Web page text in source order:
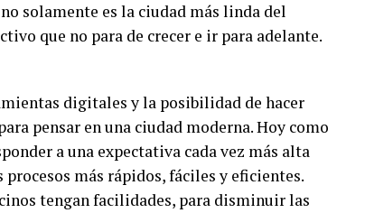
solamente es la ciudad más linda del
que no para de crecer e ir para adelante.
digitales y la posibilidad de hacer
pensar en una ciudad moderna. Hoy como
a una expectativa cada vez más alta
más rápidos, fáciles y eficientes.
tengan facilidades, para disminuir las